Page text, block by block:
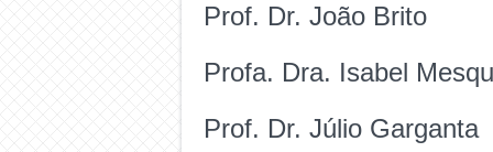
Prof. Dr. João Brito
Profa. Dra. Isabel
Prof. Dr. Júlio Garganta